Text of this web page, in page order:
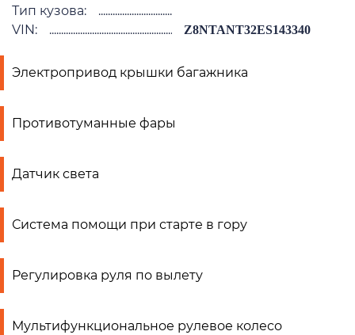
Тип кузова:
VIN:
Z8NTANT32ES143340
Электропривод крышки багажника
Противотуманные фары
Датчик света
Система помощи при старте в гору
Регулировка руля по вылету
Мультифункциональное рулевое колесо